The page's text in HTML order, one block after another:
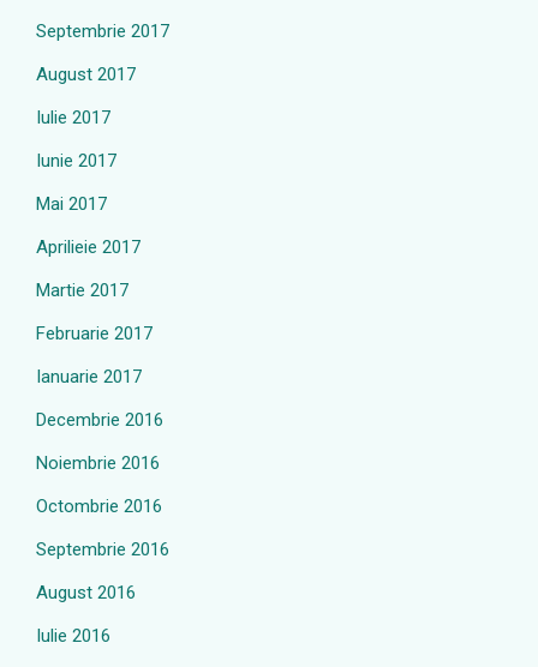
Septembrie 2017
August 2017
Iulie 2017
Iunie 2017
Mai 2017
Aprilieie 2017
Martie 2017
Februarie 2017
Ianuarie 2017
Decembrie 2016
Noiembrie 2016
Octombrie 2016
Septembrie 2016
August 2016
Iulie 2016